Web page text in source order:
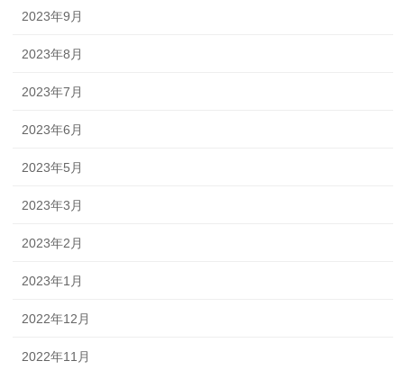
2023年9月
2023年8月
2023年7月
2023年6月
2023年5月
2023年3月
2023年2月
2023年1月
2022年12月
2022年11月